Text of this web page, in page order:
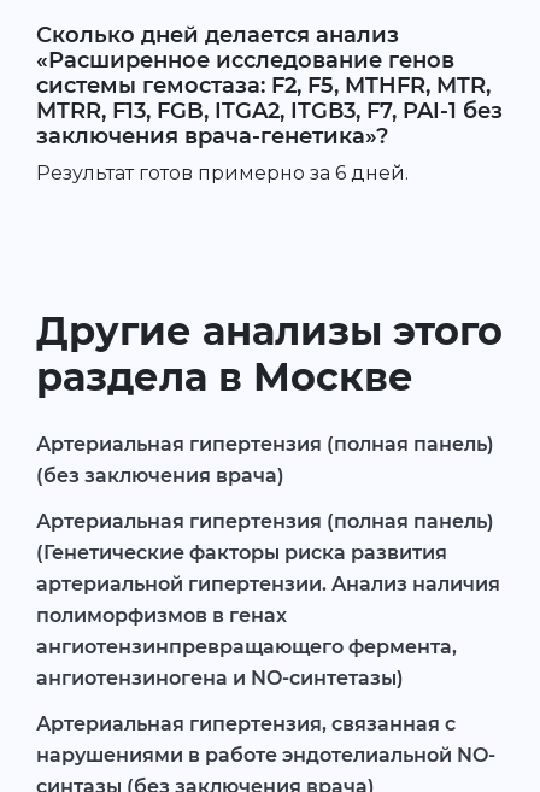
Сколько дней делается анализ
«Расширенное исследование генов
системы гемостаза: F2, F5, MTHFR, MTR,
MTRR, F13, FGB, ITGA2, ITGВ3, F7, PAI-1 без
заключения врача-генетика»?
Результат готов примерно за 6 дней.
Другие анализы этого
раздела в Москве
Артериальная гипертензия (полная панель)
(без заключения врача)
Артериальная гипертензия (полная панель)
(Генетические факторы риска развития
артериальной гипертензии. Анализ наличия
полиморфизмов в генах
ангиотензинпревращающего фермента,
ангиотензиногена и NO-синтетазы)
Артериальная гипертензия, связанная с
нарушениями в работе эндотелиальной NO-
синтазы (без заключения врача)